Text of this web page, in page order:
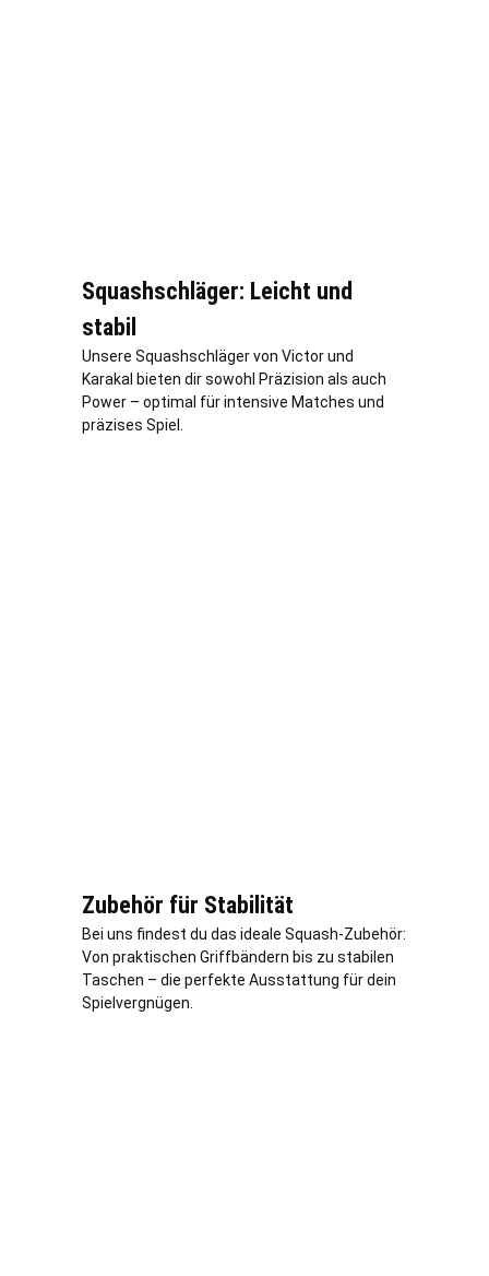
Squashschläger: Leicht und
stabil
Unsere Squashschläger von Victor und
Karakal bieten dir sowohl Präzision als auch
Power – optimal für intensive Matches und
präzises Spiel.
Zubehör für Stabilität
Bei uns findest du das ideale Squash-Zubehör:
Von praktischen Griffbändern bis zu stabilen
Taschen – die perfekte Ausstattung für dein
Spielvergnügen.